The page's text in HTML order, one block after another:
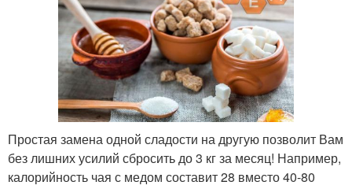
Простая замена одной сладости на другую позволит Вам
без лишних усилий сбросить до 3 кг за месяц! Например,
калорийность чая с медом составит 28 вместо 40-80